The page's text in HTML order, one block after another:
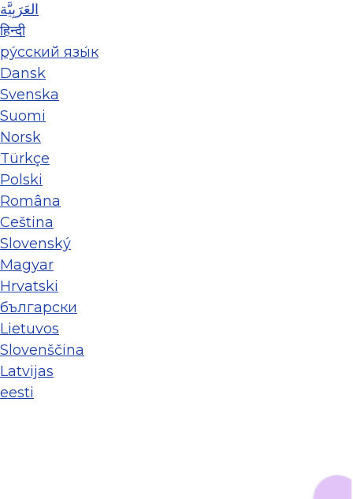
العَرَبِيَّة
हिन्दी
ру́сский язы́к
Dansk
Svenska
Suomi
Norsk
Türkçe
Polski
Româna
Ceština
Slovenský
Magyar
Hrvatski
български
Lietuvos
Slovenščina
Latvijas
eesti